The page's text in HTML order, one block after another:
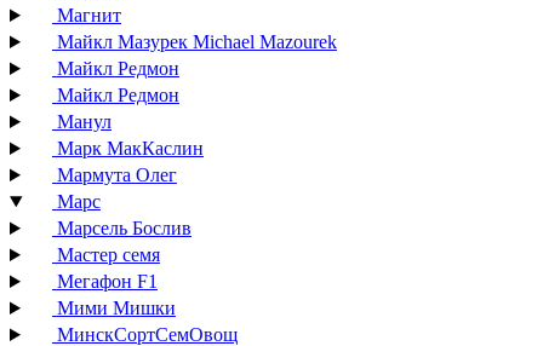
Магнит
Майкл Мазурек Michael Mazourek
Майкл Редмон
Майкл Редмон
Манул
Марк МакКаслин
Мармута Олег
Марс
Марсель Бослив
Мастер семя
Мегафон F1
Мими Мишки
МинскСортСемОвощ